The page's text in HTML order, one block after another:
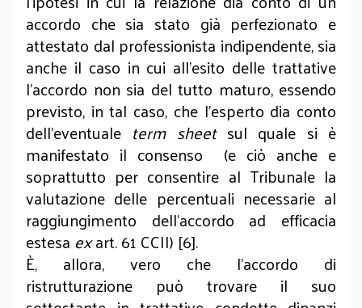
accordo che sia stato già perfezionato e
attestato dal professionista indipendente, sia
anche il caso in cui all’esito delle trattative
l’accordo non sia del tutto maturo, essendo
previsto, in tal caso, che l’esperto dia conto
dell’eventuale term sheetsul quale si è
manifestato il consenso (e ciò anche e
soprattutto per consentire al Tribunale la
valutazione delle percentuali necessarie al
raggiungimento dell’accordo ad efficacia
estesa exart. 61 CCII) [6].
È, allora, vero che l’accordo di
ristrutturazione può trovare il suo